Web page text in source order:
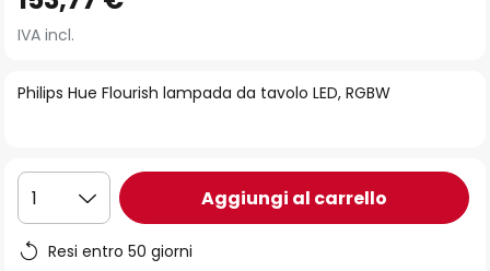
della
Philips Hue Flourish lampada da tavolo LED, RGBW
IVA incl.
1 Aggiungi al carrello
Resi entro 50 giorni